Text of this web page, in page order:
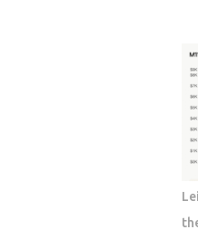
기
껑
싫